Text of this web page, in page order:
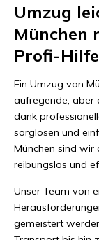
Umzug
München
Profi-
Ein Umzug von
aufregende, aber
dank
sorglosen und
München sind wir
reibungslos und
Unser Team von
gemeistert